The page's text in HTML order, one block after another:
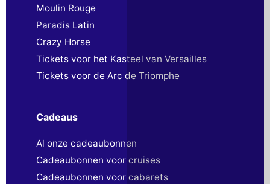
Moulin Rouge
Paradis Latin
Crazy Horse
Tickets voor het Kasteel van Versailles
Tickets voor de Arc de Triomphe
Cadeaus
Al onze cadeaubonnen
Cadeaubonnen voor cruises
Cadeaubonnen voor cabarets